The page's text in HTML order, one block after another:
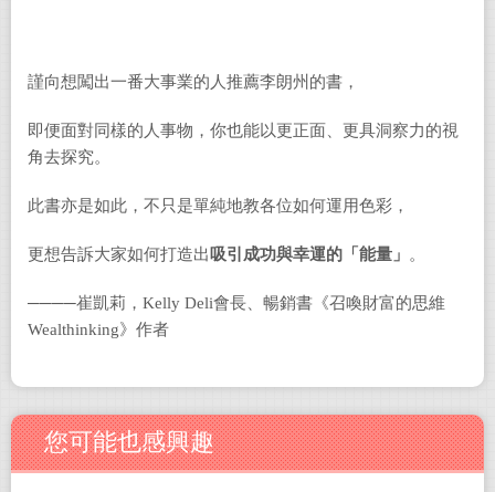
謹向想闖出一番大事業的人推薦李朗州的書，
即便面對同樣的人事物，你也能以更正面、更具洞察力的視
角去探究。
此書亦是如此，不只是單純地教各位如何運用色彩，
更想告訴大家如何打造出 吸引成功與幸運的「能量」 。
────崔凱莉， Kelly Deli會長、暢銷書《召喚財富的思維
Wealthinking》作者
您可能也感興趣